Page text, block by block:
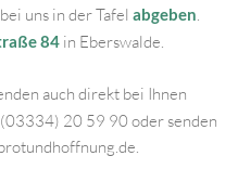
uns in der Tafel abgeben.
84 in Eberswalde.
20 59 90 oder senden